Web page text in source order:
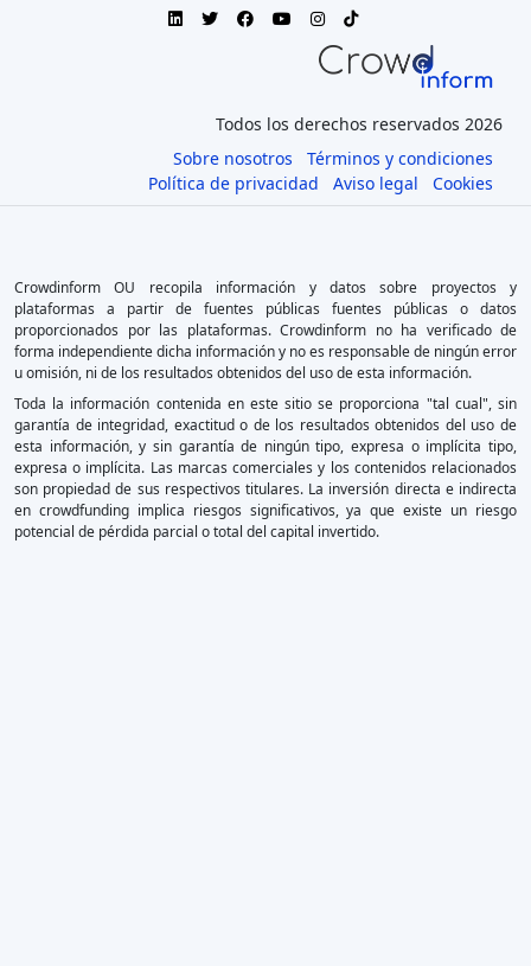
Todos los derechos reservados 2026
Sobre nosotros
Términos y condiciones
Política de privacidad
Aviso legal Cookies
Crowdinform OU recopila información y datos sobre proyectos y
plataformas a partir de fuentes públicas fuentes públicas o datos
proporcionados por las plataformas. Crowdinform no ha verificado de
forma independiente dicha información y no es responsable de ningún error
u omisión, ni de los resultados obtenidos del uso de esta información.
Toda la información contenida en este sitio se proporciona "tal cual", sin
garantía de integridad, exactitud o de los resultados obtenidos del uso de
esta información, y sin garantía de ningún tipo, expresa o implícita tipo,
expresa o implícita. Las marcas comerciales y los contenidos relacionados
son propiedad de sus respectivos titulares. La inversión directa e indirecta
en crowdfunding implica riesgos significativos, ya que existe un riesgo
potencial de pérdida parcial o total del capital invertido.